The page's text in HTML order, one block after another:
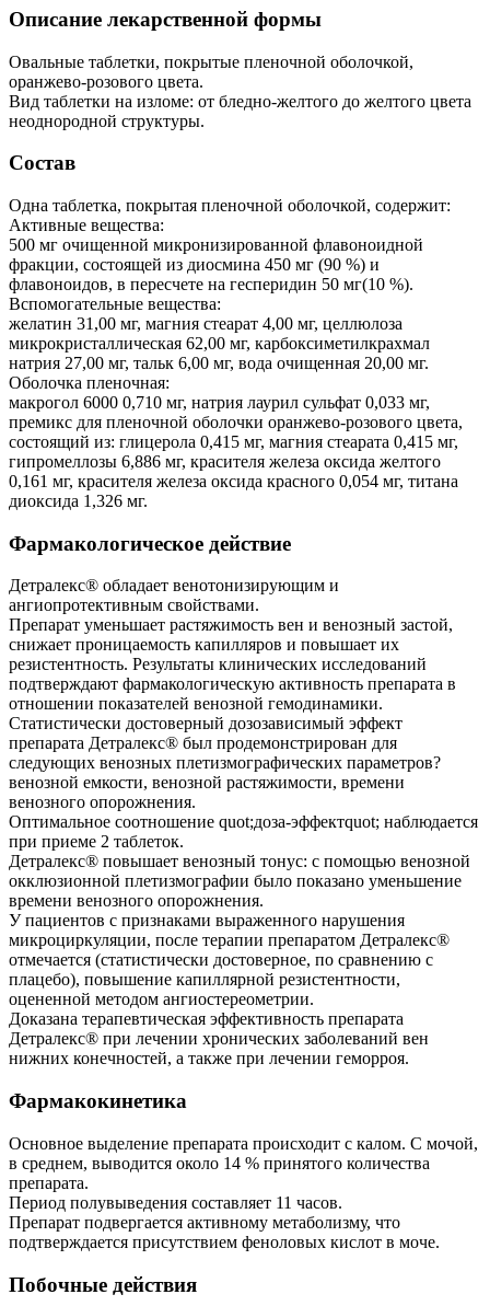
Описание лекарственной формы
Овальные таблетки, покрытые пленочной оболочкой,
оранжево-розового цвета.
Вид таблетки на изломе: от бледно-желтого до желтого цвета
неоднородной структуры.
Состав
Одна таблетка, покрытая пленочной оболочкой, содержит:
Активные вещества:
500 мг очищенной микронизированной флавоноидной
фракции, состоящей из диосмина 450 мг (90 %) и
флавоноидов, в пересчете на гесперидин 50 мг(10 %).
Вспомогательные вещества:
желатин 31,00 мг, магния стеарат 4,00 мг, целлюлоза
микрокристаллическая 62,00 мг, карбоксиметилкрахмал
натрия 27,00 мг, тальк 6,00 мг, вода очищенная 20,00 мг.
Оболочка пленочная:
макрогол 6000 0,710 мг, натрия лаурил сульфат 0,033 мг,
премикс для пленочной оболочки оранжево-розового цвета,
состоящий из: глицерола 0,415 мг, магния стеарата 0,415 мг,
гипромеллозы 6,886 мг, красителя железа оксида желтого
0,161 мг, красителя железа оксида красного 0,054 мг, титана
диоксида 1,326 мг.
Фармакологическое действие
Детралекс® обладает венотонизирующим и
ангиопротективным свойствами.
Препарат уменьшает растяжимость вен и венозный застой,
снижает проницаемость капилляров и повышает их
резистентность. Результаты клинических исследований
подтверждают фармакологическую активность препарата в
отношении показателей венозной гемодинамики.
Статистически достоверный дозозависимый эффект
препарата Детралекс® был продемонстрирован для
следующих венозных плетизмографических параметров?
венозной емкости, венозной растяжимости, времени
венозного опорожнения.
Оптимальное соотношение quot;доза-эффектquot; наблюдается
при приеме 2 таблеток.
Детралекс® повышает венозный тонус: с помощью венозной
окклюзионной плетизмографии было показано уменьшение
времени венозного опорожнения.
У пациентов с признаками выраженного нарушения
микроциркуляции, после терапии препаратом Детралекс®
отмечается (статистически достоверное, по сравнению с
плацебо), повышение капиллярной резистентности,
оцененной методом ангиостереометрии.
Доказана терапевтическая эффективность препарата
Детралекс® при лечении хронических заболеваний вен
нижних конечностей, а также при лечении геморроя.
Фармакокинетика
Основное выделение препарата происходит с калом. С мочой,
в среднем, выводится около 14 % принятого количества
препарата.
Период полувыведения составляет 11 часов.
Препарат подвергается активному метаболизму, что
подтверждается присутствием феноловых кислот в моче.
Побочные действия